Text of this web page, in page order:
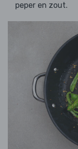
peper en zout.